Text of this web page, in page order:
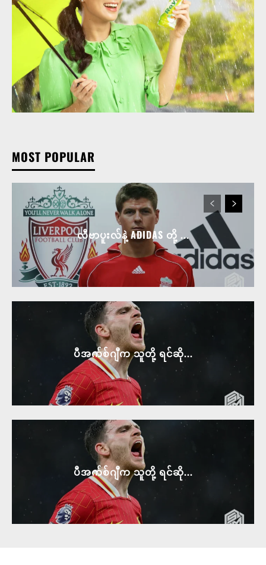
MOST POPULAR
လီဗာပူးလ်နဲ့ ADIDAS တို့ ...
ပီအက်စ်ဂျီက သူတို့ ရင်ဆို...
ပီအက်စ်ဂျီက သူတို့ ရင်ဆို...